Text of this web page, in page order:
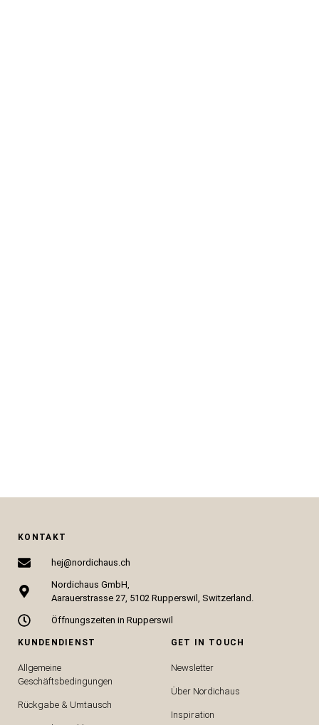
KONTAKT
hej@nordichaus.ch
Nordichaus GmbH,
Aarauerstrasse 27, 5102 Rupperswil, Switzerland.
Öffnungszeiten in Rupperswil
KUNDENDIENST
Allgemeine
Geschäftsbedingungen
Rückgabe & Umtausch
GET IN TOUCH
Newsletter
Über Nordichaus
Inspiration